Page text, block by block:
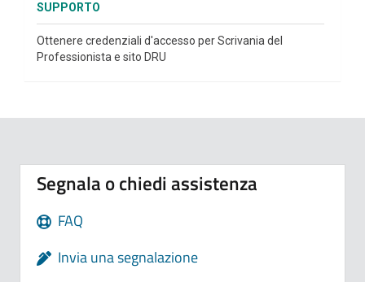
SUPPORTO
Ottenere credenziali d'accesso per Scrivania del
Professionista e sito DRU
Segnala o chiedi assistenza
FAQ
Invia una segnalazione